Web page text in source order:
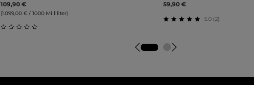
109,90 €
(1.099,00 € / 1000 Milliliter)
Durchschnittliche Bewertung von 0 von 5 Sternen
59,90 €
5.0 (2)